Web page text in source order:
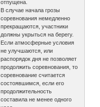
отпущена.
В случае начала грозы
соревнования немедленно
прекращаются, участники
должны укрыться на берегу.
Если атмосферные условия
не улучшаются, или
распорядок дня не позволяет
продолжить соревнования, то
соревнование считается
состоявшимся, если его
продолжительность
составила не менее одного